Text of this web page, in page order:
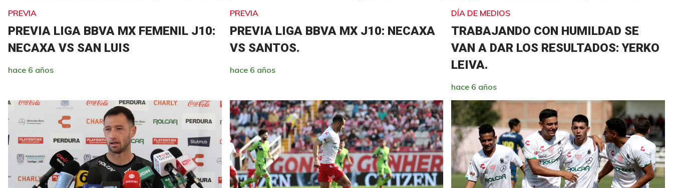
PREVIA
PREVIA LIGA BBVA MX FEMENIL J10:
NECAXA VS SAN LUIS
hace 6 años
PREVIA
PREVIA LIGA BBVA MX J10: NECAXA
VS SANTOS.
hace 6 años
DÍA DE MEDIOS
TRABAJANDO CON HUMILDAD SE
VAN A DAR LOS RESULTADOS: YERKO
LEIVA.
hace 6 años